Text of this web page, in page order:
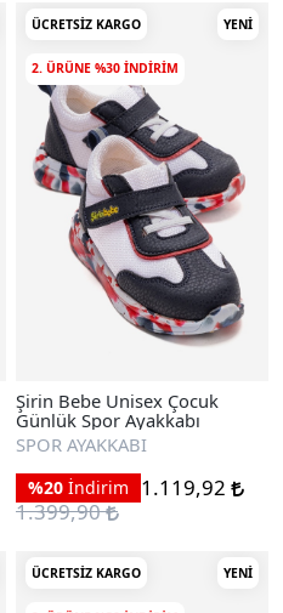
ÜCRETSIZ KARGO YENI
2. ÜRÜNE %30 INDIRIM
Şirin Bebe Unisex Çocuk
Günlük Spor Ayakkabı
SPOR AYAKKABI
%20 İndirim
1.119,92
1.399,90
ÜCRETSIZ KARGO YENI